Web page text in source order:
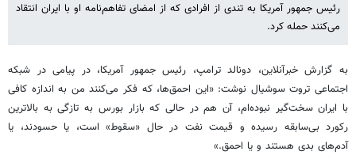
رئیس جمهور آمریکا به تندی از افرادی که از امضای تفاهم‌نامه او با ایران انتقاد
می‌کنند حمله کرد.
به گزارش خبرآنلاین، دونالد ترامپ، رئیس جمهور آمریکا، در پیامی در شبکه
اجتماعی تروت سوشیال نوشت: «این احمق‌ها، که فکر می‌کنند من به اندازه کافی
با ایران سخت‌گیر نبوده‌ام، آن هم در حالی که بازار بورس به تازگی به بالاترین
رکورد بی‌سابقه رسیده و قیمت نفت در حال «سقوط» است، یا حسودند، یا
آدم‌های بدی هستند و یا احمق.»